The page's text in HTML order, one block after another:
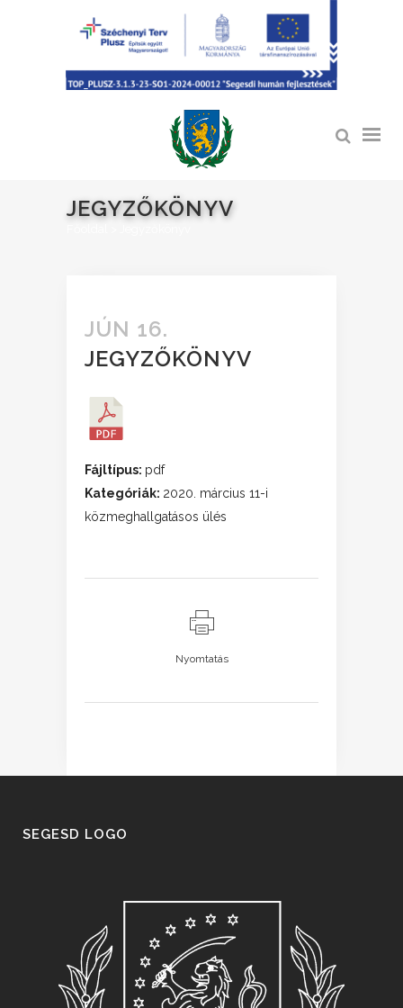
JEGYZŐKÖNYV
JÚN 16.
JEGYZŐKÖNYV
Fájltípus: pdf
Kategóriák: 2020. március 11-i
közmeghallgatásos ülés
Nyomtatás
SEGESD LOGO